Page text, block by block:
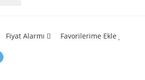
Fiyat Alarmı Favorilerime Ekle